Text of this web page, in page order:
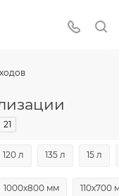
21
120 л 135 л 15 л
1000х800 мм 110х700